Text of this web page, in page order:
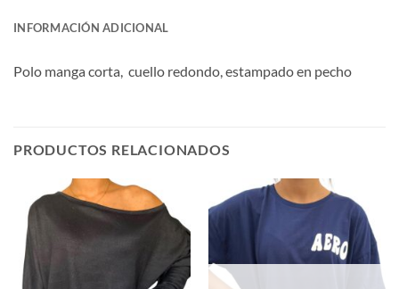
INFORMACIÓN ADICIONAL
Polo manga corta, cuello redondo, estampado en pecho
PRODUCTOS RELACIONADOS